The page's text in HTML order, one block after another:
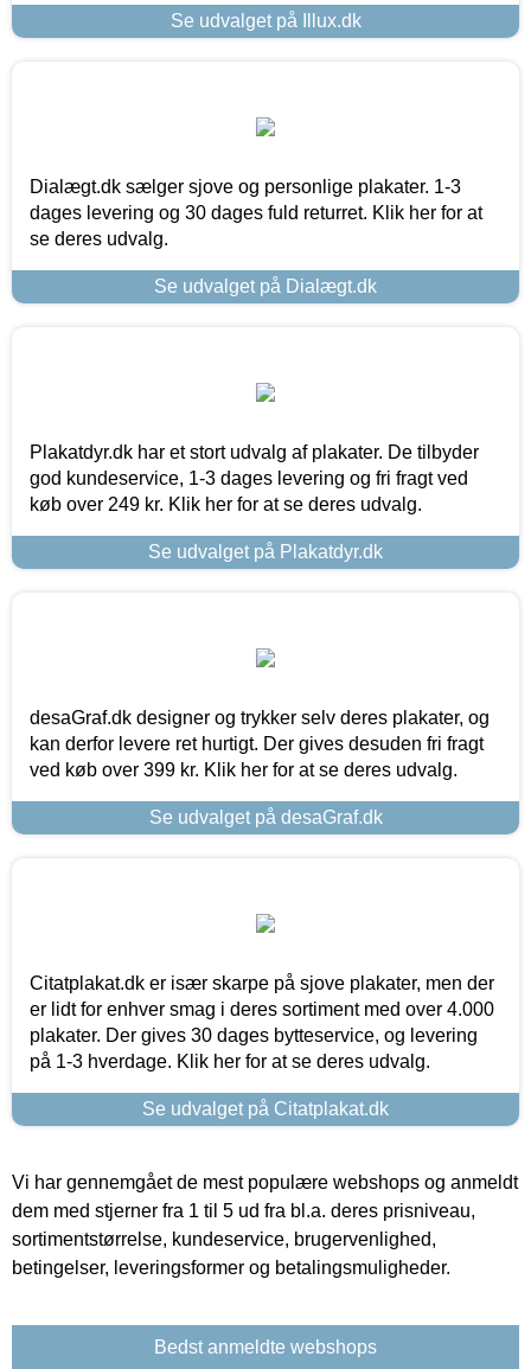
Se udvalget på Illux.dk
Dialægt.dk sælger sjove og personlige plakater. 1-3
dages levering og 30 dages fuld returret. Klik her for at
se deres udvalg.
Se udvalget på Dialægt.dk
Plakatdyr.dk har et stort udvalg af plakater. De tilbyder
god kundeservice, 1-3 dages levering og fri fragt ved
køb over 249 kr. Klik her for at se deres udvalg.
Se udvalget på Plakatdyr.dk
desaGraf.dk designer og trykker selv deres plakater, og
kan derfor levere ret hurtigt. Der gives desuden fri fragt
ved køb over 399 kr. Klik her for at se deres udvalg.
Se udvalget på desaGraf.dk
Citatplakat.dk er især skarpe på sjove plakater, men der
er lidt for enhver smag i deres sortiment med over 4.000
plakater. Der gives 30 dages bytteservice, og levering
på 1-3 hverdage. Klik her for at se deres udvalg.
Se udvalget på Citatplakat.dk
Vi har gennemgået de mest populære webshops og anmeldt
dem med stjerner fra 1 til 5 ud fra bl.a. deres prisniveau,
sortimentstørrelse, kundeservice, brugervenlighed,
betingelser, leveringsformer og betalingsmuligheder.
Bedst anmeldte webshops